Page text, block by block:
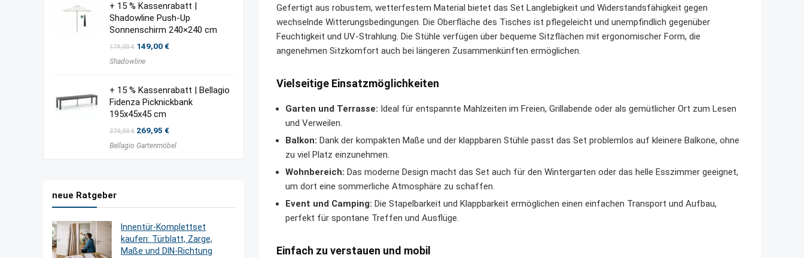
Gefertigt aus robustem, wetterfestem Material bietet das Set Langlebigkeit und Widerstandsfähigkeit gegen
wechselnde Witterungsbedingungen. Die Oberfläche des Tisches ist pflegeleicht und unempfindlich gegenüber
Feuchtigkeit und UV-Strahlung. Die Stühle verfügen über bequeme Sitzflächen mit ergonomischer Form, die
angenehmen Sitzkomfort auch bei längeren Zusammenkünften ermöglichen.
Vielseitige Einsatzmöglichkeiten
Garten und Terrasse: Ideal für entspannte Mahlzeiten im Freien, Grillabende oder als gemütlicher Ort zum Lesen
und Verweilen.
Balkon: Dank der kompakten Maße und der klappbaren Stühle passt das Set problemlos auf kleinere Balkone, ohne
zu viel Platz einzunehmen.
Wohnbereich: Das moderne Design macht das Set auch für den Wintergarten oder das helle Esszimmer geeignet,
um dort eine sommerliche Atmosphäre zu schaffen.
Event und Camping: Die Stapelbarkeit und Klappbarkeit ermöglichen einen einfachen Transport und Aufbau,
perfekt für spontane Treffen und Ausflüge.
Einfach zu verstauen und mobil
+ 15 % Kassenrabatt |
Shadowline Push-Up
Sonnenschirm 240×240 cm
179,00€ Ursprünglicher
war:
149,00€Aktueller
Shadowline
+ 15 % Kassenrabatt | Bellagio
Fidenza Picknickbank
195x45x45 cm
379,00€ Ursprünglicher
war:
269,95 €Aktueller
ist:
Bellagio Gartenmöbel
neue Ratgeber
Innentür-Komplettset
kaufen: Türblatt, Zarge,
Maße und DIN-Richtung